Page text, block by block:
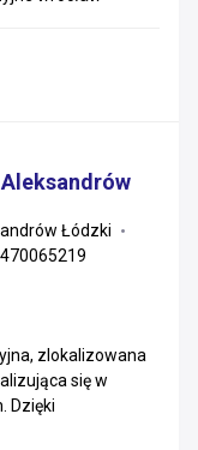
Łódzki
470065219
zlokalizowana
się w
Dzięki